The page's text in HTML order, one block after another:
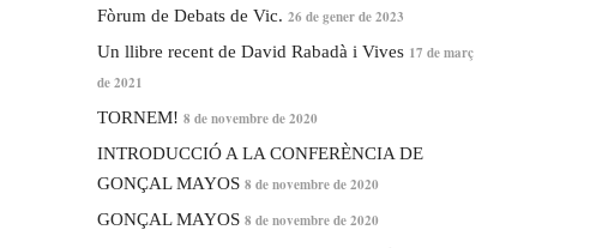
Fòrum de Debats de Vic. 26 de gener de 2023
Un llibre recent de David Rabadà i Vives 17 de març
de 2021
TORNEM! 8 de novembre de 2020
INTRODUCCIÓ A LA CONFERÈNCIA DE
GONÇAL MAYOS 8 de novembre de 2020
GONÇAL MAYOS 8 de novembre de 2020